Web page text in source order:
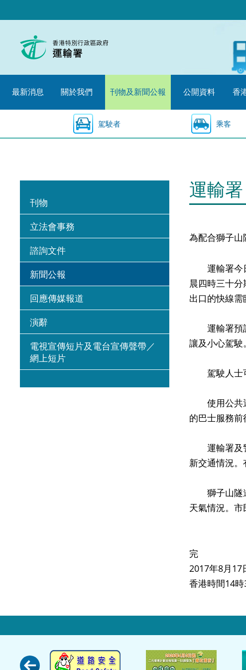
至
始
最新消息 關於我們 刊物及新聞公報 公開資料 香
駕駛者 乘客
刊物
立法會事務
諮詢文件
新聞公報
回應傳媒報道
演辭
電視宣傳短片及電台宣傳聲帶／
網上短片
運輸署
為配合獅子
運輸署今日
晨四時三十
出口的快線需
運輸署預計
讓及小心駕駛
駕駛人士可
使用公共運
的巴士服務前
運輸署及警
新交通情況
獅子山隧道
天氣情況。市
完
2017年8月17
香港時間14時